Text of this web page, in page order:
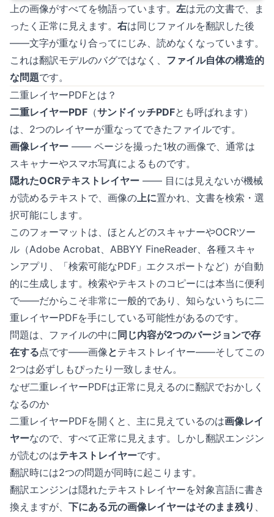
上の画像がすべてを物語っています。 左は元の文書で、ま
ったく正常に見えます。 右は同じファイルを翻訳した後
——文字が重なり合ってにじみ、読めなくなっています。
これは翻訳モデルのバグではなく、 ファイル自体の構造的
な問題です。
二重レイヤーPDFとは？
二重レイヤーPDF （サンドイッチPDFとも呼ばれます）
は、2つのレイヤーが重なってできたファイルです。
画像レイヤー —— ページを撮った1枚の画像で、通常は
スキャナーやスマホ写真によるものです。
隠れたOCRテキストレイヤー —— 目には見えないが機械
が読めるテキストで、画像の上に置かれ、文書を検索・選
択可能にします。
このフォーマットは、ほとんどのスキャナーやOCRツー
ル（Adobe Acrobat、ABBYY FineReader、各種スキャ
ンアプリ、「検索可能なPDF」エクスポートなど）が自動
的に生成します。検索やテキストのコピーには本当に便利
で——だからこそ非常に一般的であり、知らないうちに二
重レイヤーPDFを手にしている可能性があるのです。
問題は、ファイルの中に 同じ内容が2つのバージョンで存
在する点です——画像とテキストレイヤー——そしてこの
2つは必ずしもぴったり一致しません。
なぜ二重レイヤーPDFは正常に見えるのに翻訳でおかしく
なるのか
二重レイヤーPDFを開くと、主に見えているのは画像レイ
ヤーなので、すべて正常に見えます。しかし翻訳エンジン
が読むのはテキストレイヤーです。
翻訳時には2つの問題が同時に起こります。
翻訳エンジンは隠れたテキストレイヤーを対象言語に書き
換えますが、 下にある元の画像レイヤーはそのまま残り 、